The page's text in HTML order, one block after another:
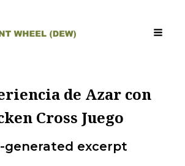
de Azar con
Cross Juego
generated excerpt